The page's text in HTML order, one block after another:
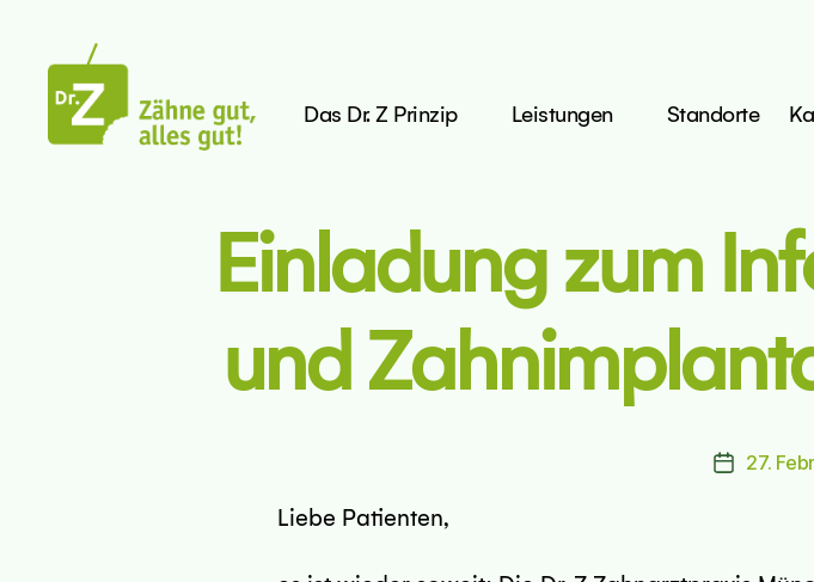
Das Dr. Z Prinzip Leistungen Standorte
Einladung zum
und
27.
Liebe Patienten,